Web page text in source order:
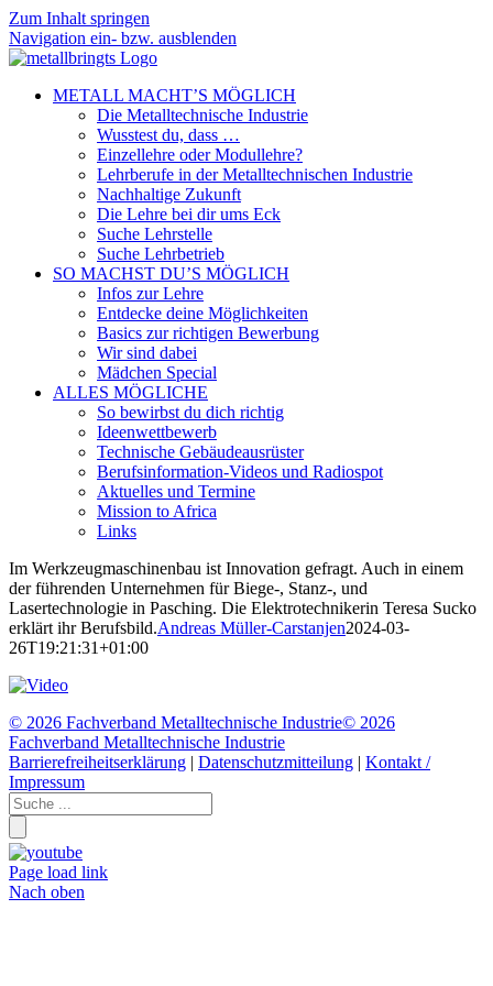
Zum Inhalt springen
Navigation ein- bzw. ausblenden
METALL MACHT’S MÖGLICH
Die Metalltechnische Industrie
Wusstest du, dass …
Einzellehre oder Modullehre?
Lehrberufe in der Metalltechnischen Industrie
Nachhaltige Zukunft
Die Lehre bei dir ums Eck
Suche Lehrstelle
Suche Lehrbetrieb
SO MACHST DU’S MÖGLICH
Infos zur Lehre
Entdecke deine Möglichkeiten
Basics zur richtigen Bewerbung
Wir sind dabei
Mädchen Special
ALLES MÖGLICHE
So bewirbst du dich richtig
Ideenwettbewerb
Technische Gebäudeausrüster
Berufsinformation-Videos und Radiospot
Aktuelles und Termine
Mission to Africa
Links
Im Werkzeugmaschinenbau ist Innovation gefragt. Auch in einem
der führenden Unternehmen für Biege-, Stanz-, und
Lasertechnologie in Pasching. Die Elektrotechnikerin Teresa Sucko
erklärt ihr Berufsbild.Andreas Müller-Carstanjen2024-03-
26T19:21:31+01:00
© 2026 Fachverband Metalltechnische Industrie© 2026
Fachverband Metalltechnische Industrie
Barrierefreiheitserklärung | Datenschutzmitteilung | Kontakt /
Impressum
Page load link
Nach oben